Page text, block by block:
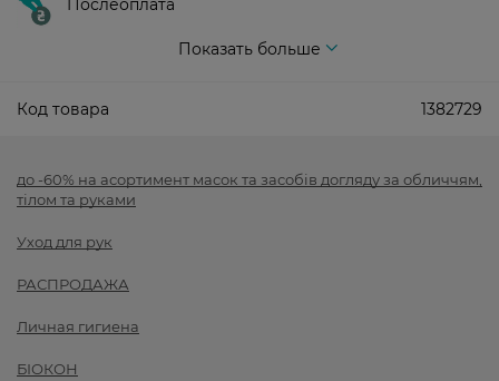
Послеоплата
Показать больше
Код товара 1382729
до -60% на асортимент масок та засобів догляду за обличчям,
тілом та руками
Уход для рук
РАСПРОДАЖА
Личная гигиена
БІОКОН